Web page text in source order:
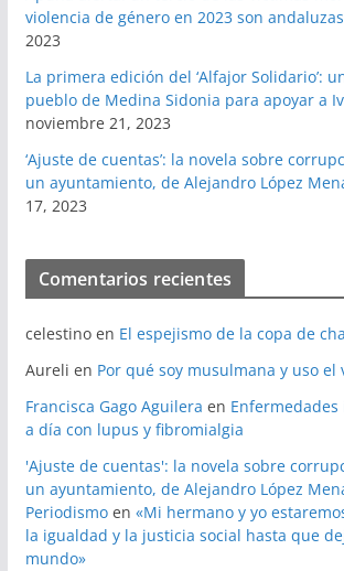
violencia de género en 2023 son andaluzas
2023
La primera edición del ‘Alfajor Solidario’:
pueblo de Medina Sidonia para apoyar a
noviembre 21, 2023
‘Ajuste de cuentas’: la novela sobre
un ayuntamiento, de Alejandro López
17, 2023
Comentarios recientes
celestinoen El espejismo de la copa de
Aureli en Por qué soy musulmana y uso el
Francisca Gago Aguilera en
a día con lupus y fibromialgia
'Ajuste de cuentas': la novela sobre
un ayuntamiento, de Alejandro López
Periodismoen «Mi hermano y yo
la igualdad y la justicia social hasta que
mundo»